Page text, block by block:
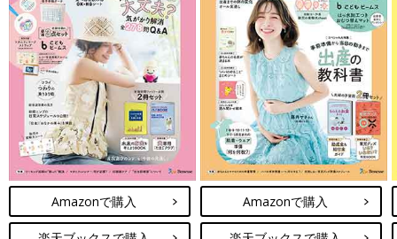
Amazonで購入 Amazonで購入